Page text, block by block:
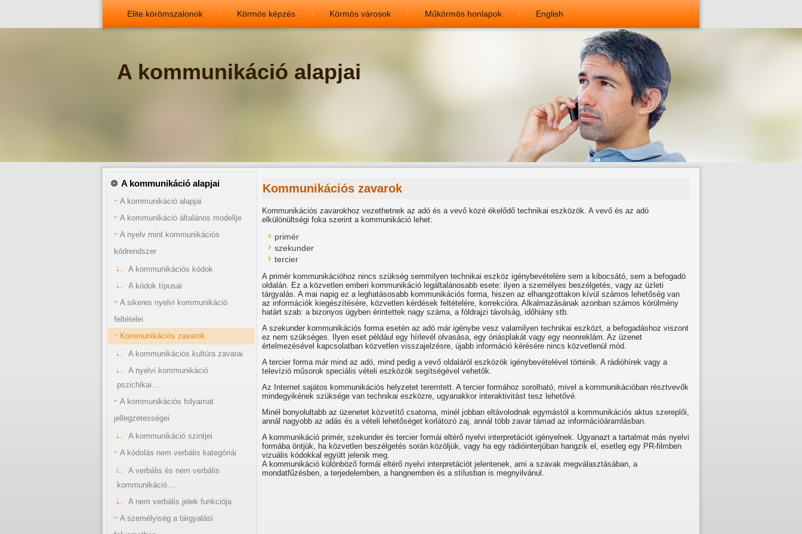
Elite körömszalonok Körmös képzés Körmös városok Műkörmös honlapok English
A kommunikáció alapjai
A kommunikáció alapjai
A kommunikáció alapjai
A kommunikáció általános modellje
A nyelv mint kommunikációs
kódrendszer
A kommunikációs kódok
A kódok típusai
A sikeres nyelvi kommunikáció
feltételei
Kommunikációs zavarok
A kommunikációs kultúra zavarai
A nyelvi kommunikáció
pszichikai…
A kommunikációs folyamat
jellegzetességei
A kommunikáció szintjei
A kódolás nem verbális kategóriái
A verbális és nem verbális
kommunikáció…
A nem verbális jelek funkciója
A személyiség a tárgyalási
Kommunikációs zavarok
Kommunikációs zavarokhoz vezethetnek az adó és a vevő közé ékelődő technikai eszközök. A vevő és az adó
elkülönültségi foka szerint a kommunikáció lehet:
primér
szekunder
tercier
A primér kommunikációhoz nincs szükség semmilyen technikai eszköz igénybevételére sem a kibocsátó, sem a befogadó
oldalán. Ez a közvetlen emberi kommunikáció legáltalánosabb esete: ilyen a személyes beszélgetés, vagy az üzleti
tárgyalás. A mai napig ez a leghatásosabb kommunikációs forma, hiszen az elhangzottakon kívül számos lehetőség van
az információk kiegészítésére, közvetlen kérdések feltételére, korrekcióra. Alkalmazásának azonban számos körülmény
határt szab: a bizonyos ügyben érintettek nagy száma, a földrajzi távolság, időhiány stb.
A szekunder kommunikációs forma esetén az adó már igénybe vesz valamilyen technikai eszközt, a befogadáshoz viszont
ez nem szükséges. Ilyen eset például egy hírlevél olvasása, egy óriásplakát vagy egy neonreklám. Az üzenet
értelmezésével kapcsolatban közvetlen visszajelzésre, újabb információ kérésére nincs közvetlenül mód.
A tercier forma már mind az adó, mind pedig a vevő oldaláról eszközök igénybevételével történik. A rádióhírek vagy a
televízió műsorok speciális vételi eszközök segítségével vehetők.
Az Internet sajátos kommunikációs helyzetet teremtett. A tercier formához sorolható, mivel a kommunikációban résztvevők
mindegyikének szüksége van technikai eszközre, ugyanakkor interaktivitást tesz lehetővé.
Minél bonyolultabb az üzenetet közvetítő csatorna, minél jobban eltávolodnak egymástól a kommunikációs aktus szereplői,
annál nagyobb az adás és a vételi lehetőséget korlátozó zaj, annál több zavar támad az információáramlásban.
A kommunikáció primér, szekunder és tercier formái eltérő nyelvi interpretációt igényelnek. Ugyanazt a tartalmat más nyelvi
formába öntjük, ha közvetlen beszélgetés során közöljük, vagy ha egy rádióinterjúban hangzik el, esetleg egy PR-filmben
vizuális kódokkal együtt jelenik meg.
A kommunikáció különböző formái eltérő nyelvi interpretációt jelentenek, ami a szavak megválasztásában, a
mondatfűzésben, a terjedelemben, a hangnemben és a stílusban is megnyilvánul.